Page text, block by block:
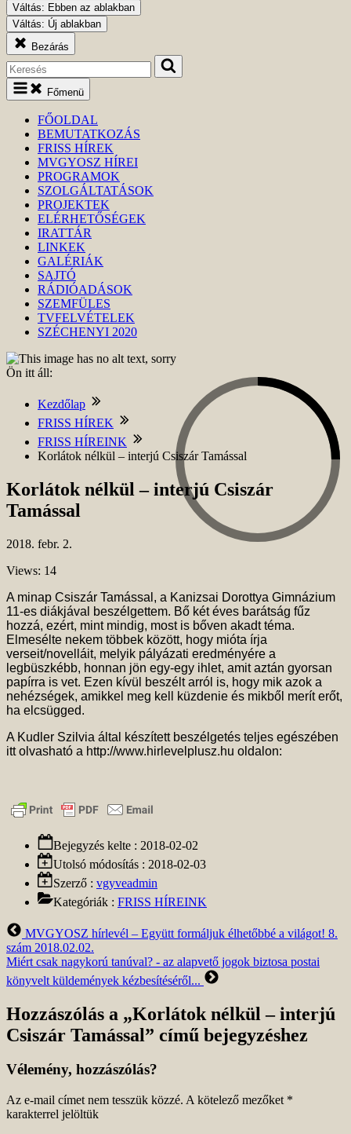
Váltás: Ebben az ablakban
Váltás: Új ablakban
Bezárás
Keresés
Főmenü
FŐOLDAL
BEMUTATKOZÁS
FRISS HÍREK
MVGYOSZ HÍREI
PROGRAMOK
SZOLGÁLTATÁSOK
PROJEKTEK
ELÉRHETŐSÉGEK
IRATTÁR
LINKEK
GALÉRIÁK
SAJTÓ
RÁDIÓADÁSOK
SZEMFÜLES
TVFELVÉTELEK
SZÉCHENYI 2020
Ön itt áll:
Kezdőlap
FRISS HÍREK
FRISS HÍREINK
Korlátok nélkül – interjú Csiszár Tamással
Korlátok nélkül – interjú Csiszár
Tamással
2018. febr. 2.
Views: 14
A minap Csiszár Tamással, a Kanizsai Dorottya Gimnázium
11-es diákjával beszélgettem. Bő két éves barátság fűz
hozzá, ezért, mint mindig, most is bőven akadt téma.
Elmesélte nekem többek között, hogy mióta írja
verseit/novelláit, melyik pályázati eredményére a
legbüszkébb, honnan jön egy-egy ihlet, amit aztán gyorsan
papírra is vet. Ezen kívül beszélt arról is, hogy mik azok a
nehézségek, amikkel meg kell küzdenie és mikből merít erőt,
ha elcsügged.
A Kudler Szilvia által
készített beszélgetés teljes egészében
itt olvasható a http://www.hirlevelplusz.hu oldalon:
Bejegyzés kelte : 2018-02-02
Utolsó módosítás : 2018-02-03
Szerző : vgyveadmin
Kategóriák : FRISS HÍREINK
Előző
bejegyzés
MVGYOSZ hírlevél – Együtt formáljuk élhetőbbé a világot! 8.
szám 2018.02.02.
Következő
bejegyzés
Miért csak nagykorú tanúval? - az alapvető jogok biztosa postai
könyvelt küldemények kézbesítéséről...
Hozzászólás a „Korlátok nélkül – interjú
Csiszár Tamással” című bejegyzéshez
Vélemény, hozzászólás?
Az e-mail címet nem tesszük közzé. A kötelező mezőket *
karakterrel jelöltük